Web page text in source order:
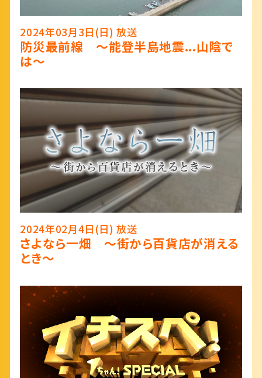
2024年03月3日(日) 放送
防災最前線 ～能登半島地震...山陰で
は～
2024年02月4日(日) 放送
さよなら一畑 ～街から百貨店が消える
とき～